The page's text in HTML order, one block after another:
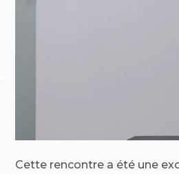
Cette rencontre a été une